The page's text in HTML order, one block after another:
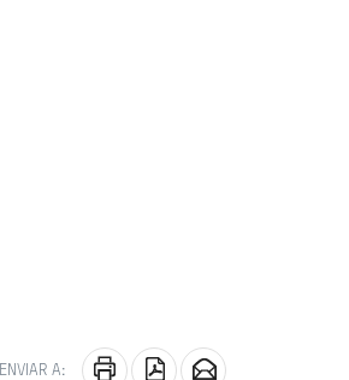
ENVIAR A: